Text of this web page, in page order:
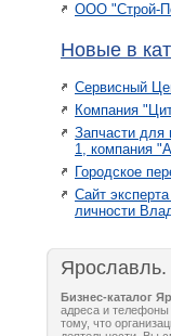
ООО "Строй-
Новые в
Сервисный
Компания
Запчасти для
1, компания
Городское
Сайт
личности
Ярославль.
Бизнес-каталог
адреса и
тому, что